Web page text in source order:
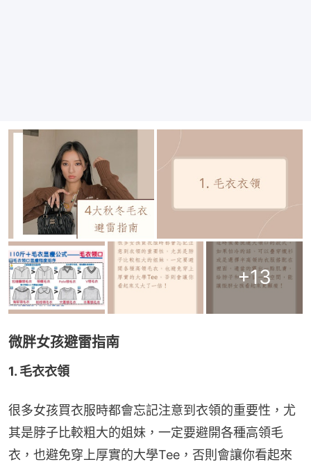
+13
微胖女孩避雷指南
1. 毛衣衣領
很多女孩買衣服時都會忘記注意到衣領的重要性，尤
其是脖子比較粗大的姐妹，一定要避開各種高領毛
衣，也避免穿上厚實的大學Tee，否則會讓你看起來